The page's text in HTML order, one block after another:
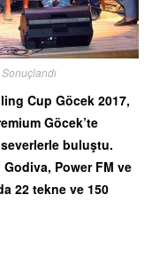
Cup Göcek 2017,
Göcek’te
buluştu.
Power FM ve
22 tekne ve 150